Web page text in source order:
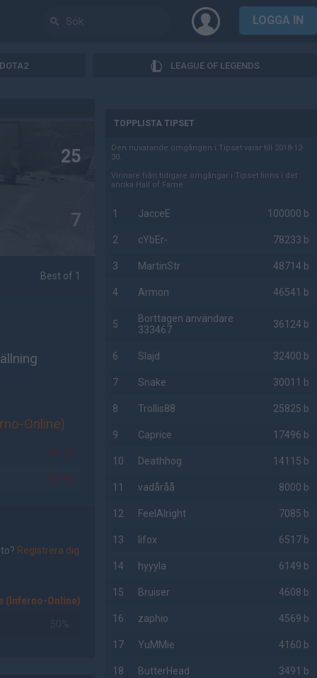
LOGGA IN
DOTA2 LEAGUE OF LEGENDS
25
7
Best of 1
Online)
15-17
13-16
Registrera dig
(Inferno-Online)
50%
TOPPLISTA TIPSET
Den nuvarande omgången i Tipset varar till 2018-12-
30.
Vinnare från tidigare omgångar i Tipset finns i det
anrika Hall of Fame.
1 JacceE 100000 b
2 cYbEr- 78233 b
3 MartinStr 48714 b
4 Armon 46541 b
5
Borttagen användare
333467
36124 b
6 Slajd 32400 b
7 Snake 30011 b
8 Trollis88 25825 b
9 Caprice 17496 b
10 Deathhog 14115 b
11 vadåråå 8000 b
12 FeelAlright 7085 b
13 lifox 6517 b
14 hyyyla 6149 b
15 Bruiser 4608 b
16 zaphio 4569 b
17 YuMMie 4160 b
18 ButterHead 3491 b